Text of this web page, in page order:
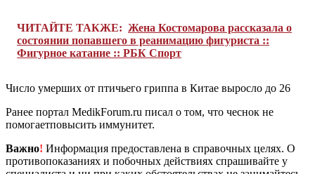
ЧИТАЙТЕ ТАКЖЕ: Жена Костомарова рассказала о
состоянии попавшего в реанимацию фигуриста ::
Фигурное катание :: РБК Спорт
Число умерших от птичьего гриппа в Китае выросло до 26
Ранее портал MedikForum.ru писал о том, что чеснок не
помогаетповысить иммунитет.
Важно! Информация предоставлена в справочных целях. О
противопоказаниях и побочных действиях спрашивайте у